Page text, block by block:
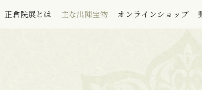
正倉院展とは 主な出陳宝物 オンラインショップ